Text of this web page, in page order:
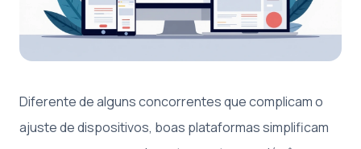
Diferente de alguns concorrentes que complicam o
ajuste de dispositivos, boas plataformas simplificam